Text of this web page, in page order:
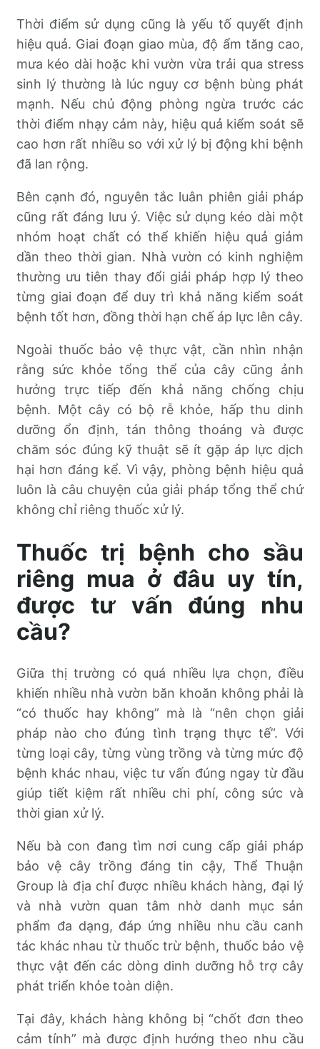
Thời điểm sử dụng cũng là yếu tố quyết định
hiệu quả. Giai đoạn giao mùa, độ ẩm tăng cao,
mưa kéo dài hoặc khi vườn vừa trải qua stress
sinh lý thường là lúc nguy cơ bệnh bùng phát
mạnh. Nếu chủ động phòng ngừa trước các
thời điểm nhạy cảm này, hiệu quả kiểm soát sẽ
cao hơn rất nhiều so với xử lý bị động khi bệnh
đã lan rộng.
Bên cạnh đó, nguyên tắc luân phiên giải pháp
cũng rất đáng lưu ý. Việc sử dụng kéo dài một
nhóm hoạt chất có thể khiến hiệu quả giảm
dần theo thời gian. Nhà vườn có kinh nghiệm
thường ưu tiên thay đổi giải pháp hợp lý theo
từng giai đoạn để duy trì khả năng kiểm soát
bệnh tốt hơn, đồng thời hạn chế áp lực lên cây.
Ngoài thuốc bảo vệ thực vật, cần nhìn nhận
rằng sức khỏe tổng thể của cây cũng ảnh
hưởng trực tiếp đến khả năng chống chịu
bệnh. Một cây có bộ rễ khỏe, hấp thu dinh
dưỡng ổn định, tán thông thoáng và được
chăm sóc đúng kỹ thuật sẽ ít gặp áp lực dịch
hại hơn đáng kể. Vì vậy, phòng bệnh hiệu quả
luôn là câu chuyện của giải pháp tổng thể chứ
không chỉ riêng thuốc xử lý.
Thuốc trị bệnh cho sầu
riêng mua ở đâu uy tín,
được tư vấn đúng nhu
cầu?
Giữa thị trường có quá nhiều lựa chọn, điều
khiến nhiều nhà vườn băn khoăn không phải là
“có thuốc hay không” mà là “nên chọn giải
pháp nào cho đúng tình trạng thực tế”. Với
từng loại cây, từng vùng trồng và từng mức độ
bệnh khác nhau, việc tư vấn đúng ngay từ đầu
giúp tiết kiệm rất nhiều chi phí, công sức và
thời gian xử lý.
Nếu bà con đang tìm nơi cung cấp giải pháp
bảo vệ cây trồng đáng tin cậy, Thể Thuận
Group là địa chỉ được nhiều khách hàng, đại lý
và nhà vườn quan tâm nhờ danh mục sản
phẩm đa dạng, đáp ứng nhiều nhu cầu canh
tác khác nhau từ thuốc trừ bệnh, thuốc bảo vệ
thực vật đến các dòng dinh dưỡng hỗ trợ cây
phát triển khỏe toàn diện.
Tại đây, khách hàng không bị “chốt đơn theo
cảm tính” mà được định hướng theo nhu cầu